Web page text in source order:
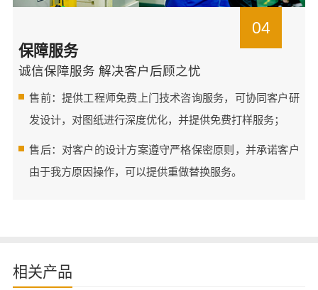
04
保障服务
诚信保障服务 解决客户后顾之忧
售前：提供工程师免费上门技术咨询服务，可协同客户研
发设计，对图纸进行深度优化，并提供免费打样服务；
售后：对客户的设计方案遵守严格保密原则，并承诺客户
由于我方原因操作，可以提供重做替换服务。
相关产品